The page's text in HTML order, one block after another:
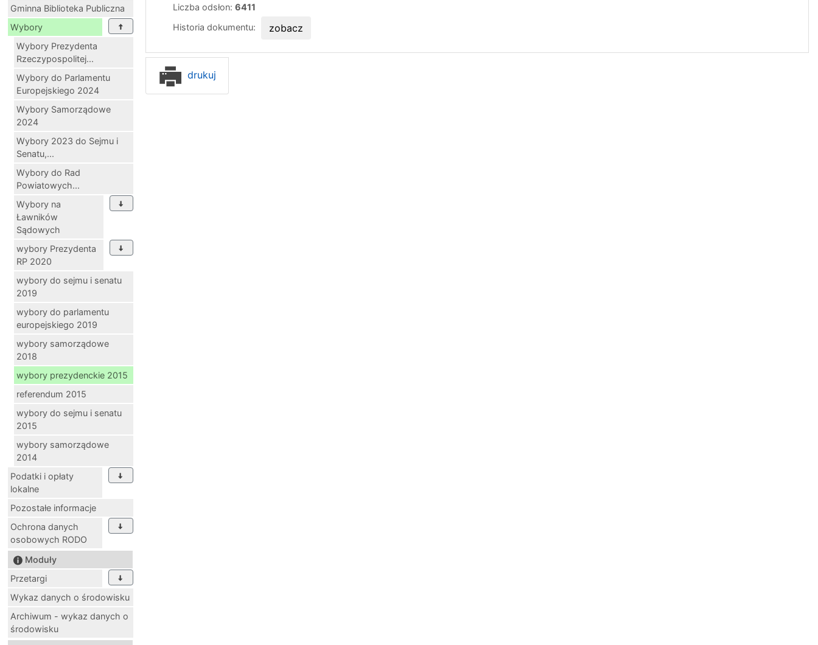
Gminna Biblioteka Publiczna
Wybory
Wybory Prezydenta
Rzeczypospolitej...
Wybory do Parlamentu
Europejskiego 2024
Wybory Samorządowe
2024
Wybory 2023 do Sejmu i
Senatu,...
Wybory do Rad
Powiatowych...
Wybory na
Ławników
Sądowych
wybory Prezydenta
RP 2020
wybory do sejmu i senatu
2019
wybory do parlamentu
europejskiego 2019
wybory samorządowe
2018
wybory prezydenckie 2015
referendum 2015
wybory do sejmu i senatu
2015
wybory samorządowe
2014
Podatki i opłaty
lokalne
Pozostałe informacje
Ochrona danych
osobowych RODO
Moduły
Przetargi
Wykaz danych o środowisku
Archiwum - wykaz danych o
środowisku
Liczba odsłon: 6411
Historia dokumentu:
zobacz
drukuj